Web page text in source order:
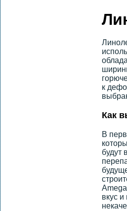
к
Как
В
будут
вкус